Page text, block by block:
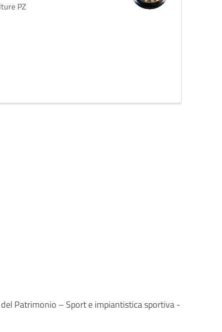
PZ
Patrimonio – Sport e impiantistica sportiva -